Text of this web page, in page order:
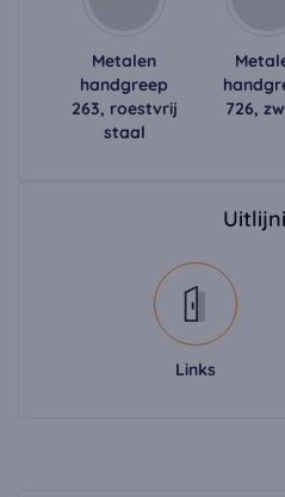
Metalen
handgreep
263, roestvrij
staal
726,
Links